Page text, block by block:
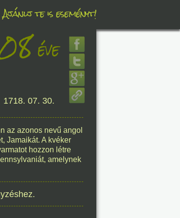
Ajánlj te is eseményt!
éve
1718. 07. 30.
az azonos nevű angol
Jamaikát. A kvéker
hozzon létre
amelynek